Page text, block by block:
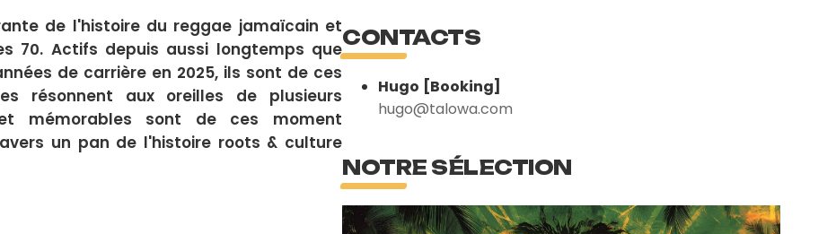
de l'histoire du reggae jamaïcain et
70. Actifs depuis aussi longtemps que
de carrière en 2025, ils sont de ces
résonnent aux oreilles de plusieurs
mémorables sont de ces moment
un pan de l'histoire roots & culture
CONTACTS
Hugo [Booking]
hugo@talowa.com
NOTRE SÉLECTION